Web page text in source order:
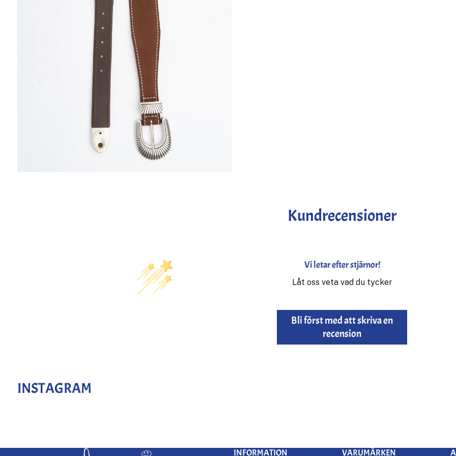
Kundrecensioner
Vi letar efter stjärnor!
Låt oss veta vad du tycker
Bli först med att skriva en
recension
INSTAGRAM
INFORMATION VARUMÄRKEN